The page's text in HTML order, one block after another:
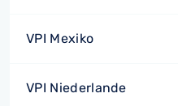
VPI Mexiko
VPI Niederlande